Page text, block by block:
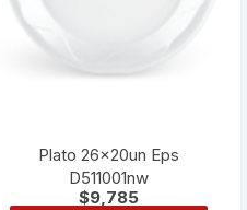
Plato 26x20un Eps
D511001nw
$9,785